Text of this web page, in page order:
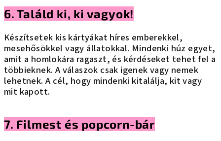
6. Találd ki, ki vagyok!
Készítsetek kis kártyákat híres emberekkel,
mesehősökkel vagy állatokkal. Mindenki húz egyet,
amit a homlokára ragaszt, és kérdéseket tehet fel a
többieknek. A válaszok csak igenek vagy nemek
lehetnek. A cél, hogy mindenki kitalálja, kit vagy
mit kapott.
7. Filmest és popcorn-bár